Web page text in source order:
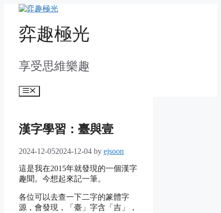
content弈趣極光
享受思維樂趣
Menu
漢字學習：臺與壹
2024-12-052024-12-04 by ejsoon
這是我在2015年就發現的一個漢字
趣聞。今想起來記一筆。
各位可以去查一下二字的篆體字
源，會發現，「臺」字含「吉」，